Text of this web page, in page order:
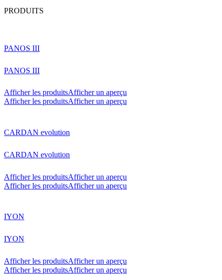
PRODUITS
PANOS III
PANOS III
Afficher les produitsAfficher un aperçu
Afficher les produitsAfficher un aperçu
CARDAN evolution
CARDAN evolution
Afficher les produitsAfficher un aperçu
Afficher les produitsAfficher un aperçu
IYON
IYON
Afficher les produitsAfficher un aperçu
Afficher les produitsAfficher un aperçu